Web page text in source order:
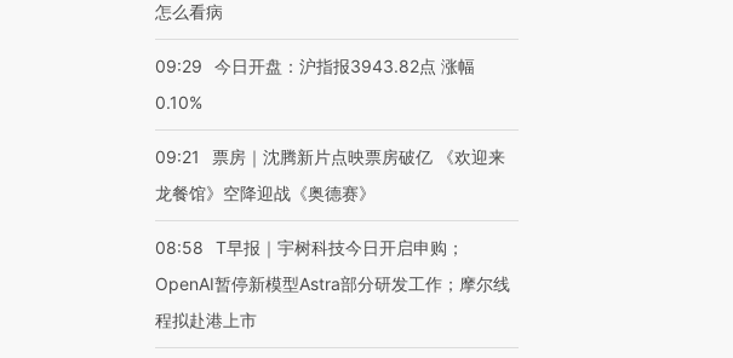
怎么看病
09:29
今日开盘：沪指报3943.82点 涨幅
0.10%
09:21
票房｜沈腾新片点映票房破亿 《欢迎来
龙餐馆》空降迎战《奥德赛》
08:58
T早报｜宇树科技今日开启申购；
OpenAI暂停新模型Astra部分研发工作；摩尔线
程拟赴港上市